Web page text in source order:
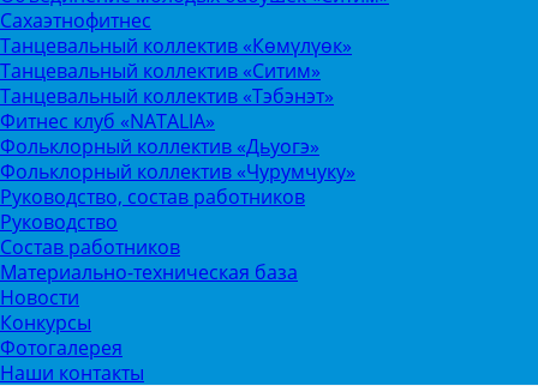
Сахаэтнофитнес
Танцевальный коллектив «Көмүлүөк»
Танцевальный коллектив «Ситим»
Танцевальный коллектив «Тэбэнэт»
Фитнес клуб «NATALIA»
Фольклорный коллектив «Дьуогэ»
Фольклорный коллектив «Чурумчуку»
Руководство, состав работников
Руководство
Состав работников
Материально-техническая база
Новости
Конкурсы
Фотогалерея
Наши контакты